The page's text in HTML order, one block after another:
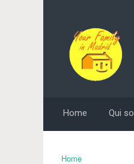
Home Qui
Home